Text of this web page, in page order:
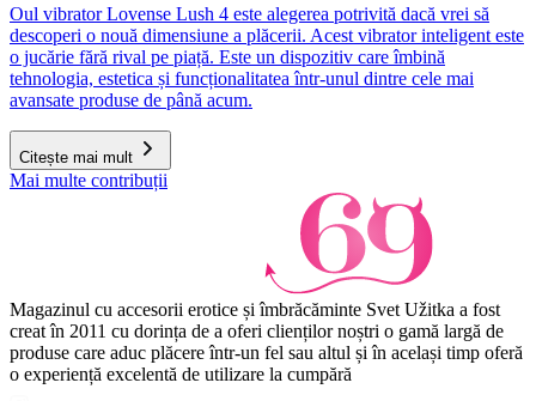
Oul vibrator Lovense Lush 4 este alegerea potrivită dacă vrei să
descoperi o nouă dimensiune a plăcerii. Acest vibrator inteligent este
o jucărie fără rival pe piață. Este un dispozitiv care îmbină
tehnologia, estetica și funcționalitatea într-unul dintre cele mai
avansate produse de până acum.
Citește mai mult
Mai multe contribuții
Magazinul cu accesorii erotice și îmbrăcăminte Svet Užitka a fost
creat în 2011 cu dorința de a oferi clienților noștri o gamă largă de
produse care aduc plăcere într-un fel sau altul și în același timp oferă
o experiență excelentă de utilizare la cumpără